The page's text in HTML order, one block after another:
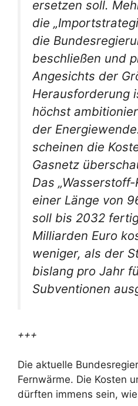
ersetzen soll.
die
die
beschließen und
Angesichts der
Herausforderung
höchst
der
scheinen die
Gasnetz
Das
einer Länge von
soll bis 2032
Milliarden Euro
weniger, als der
bislang pro Jahr
Subventionen
+++
Die aktuelle
Fernwärme. Die Kosten
dürften immens sein,